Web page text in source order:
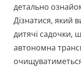
детально
Дізнатися, який
дитячі садочки,
автономна